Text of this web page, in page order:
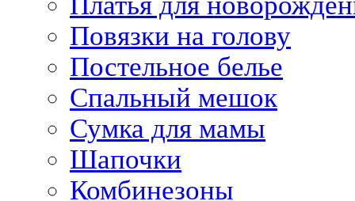
Повязки на голову
Постельное белье
Спальный мешок
Сумка для мамы
Шапочки
Комбинезоны